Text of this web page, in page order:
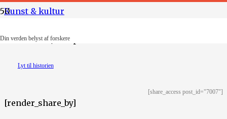
Din verden belyst af forskere
Kunst & kultur
Foto: Ritzau/Scanpix
Lyt til historien
[share_access post_id="7007"]
[render_share_by]